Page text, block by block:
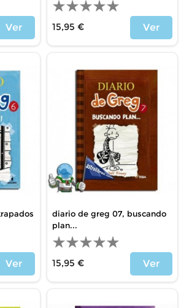
Ver
15,95 €
Ver
Ver
diario de greg 07, buscando
plan...
15,95 €
Ver